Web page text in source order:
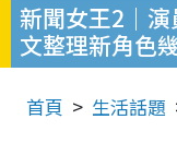
新聞女王2｜
文整理新角色
首頁 生活話題